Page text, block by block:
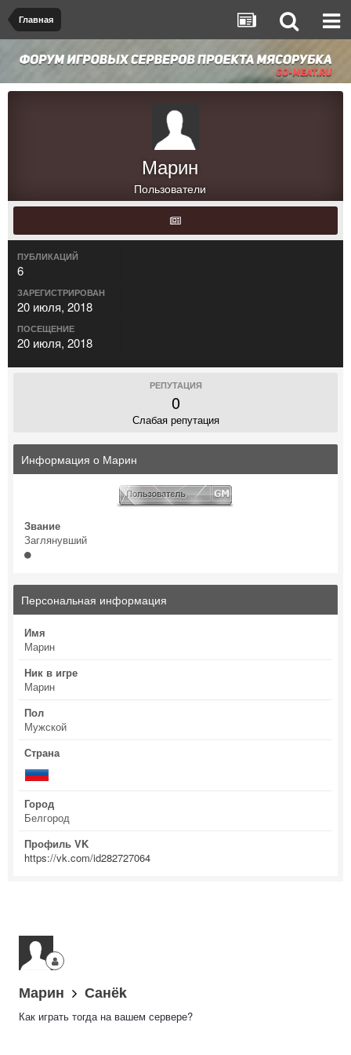
Главная
Марин
Пользователи
ПУБЛИКАЦИЙ
6
ЗАРЕГИСТРИРОВАН
20 июля, 2018
ПОСЕЩЕНИЕ
20 июля, 2018
РЕПУТАЦИЯ
0
Слабая репутация
Информация о Марин
Звание
Заглянувший
Персональная информация
Имя
Марин
Ник в игре
Марин
Пол
Мужской
Страна
Город
Белгород
Профиль VK
https://vk.com/id282727064
Марин Санёk
Как играть тогда на вашем сервере?